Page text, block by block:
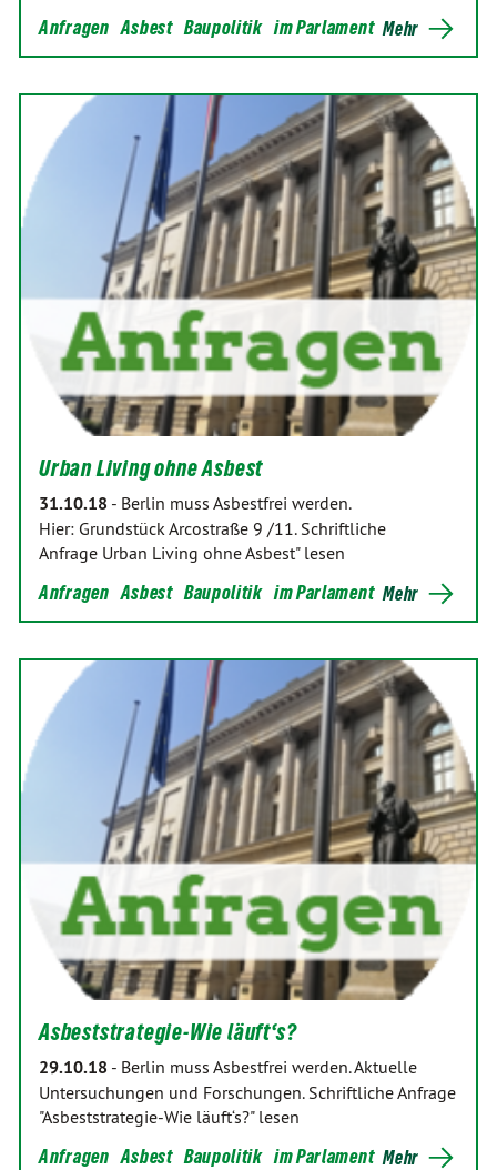
Anfragen Asbest Baupolitik im Parlament Mehr
Urban Living ohne Asbest
31.10.18 - Berlin muss Asbestfrei werden.
Hier: Grundstück Arcostraße 9 /11. Schriftliche
Anfrage Urban Living ohne Asbest" lesen
Anfragen Asbest Baupolitik im Parlament Mehr
Asbeststrategie-Wie läuft‘s?
29.10.18 - Berlin muss Asbestfrei werden. Aktuelle
Untersuchungen und Forschungen. Schriftliche Anfrage
"Asbeststrategie-Wie läuft‘s?" lesen
Anfragen Asbest Baupolitik im Parlament Mehr